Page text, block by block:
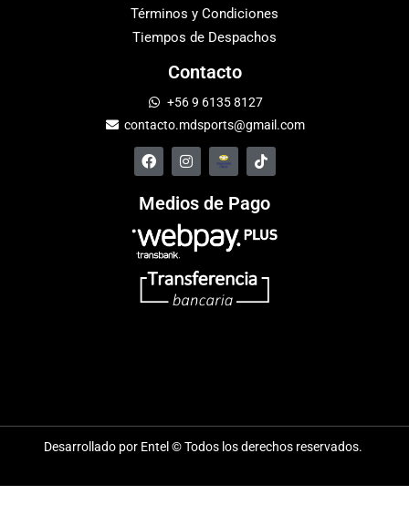
Términos y Condiciones
Tiempos de Despachos
Contacto
+56 9 6135 8127
contacto.mdsports@gmail.com
Medios de Pago
Desarrollado por Entel © Todos los derechos reservados.